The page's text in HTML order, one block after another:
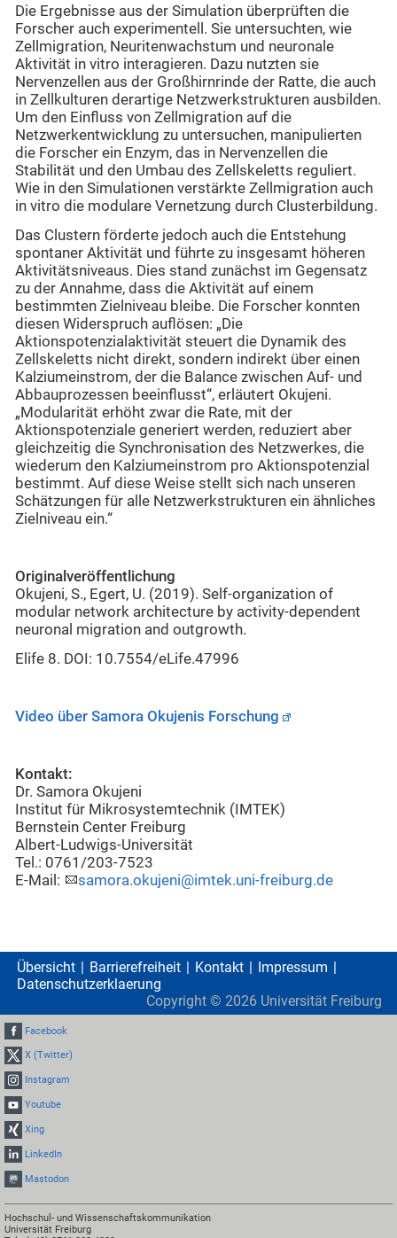
Die Ergebnisse aus der Simulation überprüften die
Forscher auch experimentell. Sie untersuchten, wie
Zellmigration, Neuritenwachstum und neuronale
Aktivität in vitro interagieren. Dazu nutzten sie
Nervenzellen aus der Großhirnrinde der Ratte, die auch
in Zellkulturen derartige Netzwerkstrukturen ausbilden.
Um den Einfluss von Zellmigration auf die
Netzwerkentwicklung zu untersuchen, manipulierten
die Forscher ein Enzym, das in Nervenzellen die
Stabilität und den Umbau des Zellskeletts reguliert.
Wie in den Simulationen verstärkte Zellmigration auch
in vitro die modulare Vernetzung durch Clusterbildung.
Das Clustern förderte jedoch auch die Entstehung
spontaner Aktivität und führte zu insgesamt höheren
Aktivitätsniveaus. Dies stand zunächst im Gegensatz
zu der Annahme, dass die Aktivität auf einem
bestimmten Zielniveau bleibe. Die Forscher konnten
diesen Widerspruch auflösen: „Die
Aktionspotenzialaktivität steuert die Dynamik des
Zellskeletts nicht direkt, sondern indirekt über einen
Kalziumeinstrom, der die Balance zwischen Auf- und
Abbauprozessen beeinflusst“, erläutert Okujeni.
„Modularität erhöht zwar die Rate, mit der
Aktionspotenziale generiert werden, reduziert aber
gleichzeitig die Synchronisation des Netzwerkes, die
wiederum den Kalziumeinstrom pro Aktionspotenzial
bestimmt. Auf diese Weise stellt sich nach unseren
Schätzungen für alle Netzwerkstrukturen ein ähnliches
Zielniveau ein.“
Originalveröffentlichung
Okujeni, S., Egert, U. (2019). Self-organization of
modular network architecture by activity-dependent
neuronal migration and outgrowth.
Elife 8. DOI: 10.7554/eLife.47996
Video über Samora Okujenis Forschung
Kontakt:
Dr. Samora Okujeni
Institut für Mikrosystemtechnik (IMTEK)
Bernstein Center Freiburg
Albert-Ludwigs-Universität
Tel.: 0761/203-7523
E-Mail:
samora.okujeni@imtek.uni-freiburg.de
Übersicht Barrierefreiheit Kontakt
Impressum
Datenschutzerklaerung
Copyright © 2026 Universität Freiburg
Facebook
X (Twitter)
Instagram
Youtube
Xing
LinkedIn
Mastodon
Hochschul- und Wissenschaftskommunikation
Universität Freiburg